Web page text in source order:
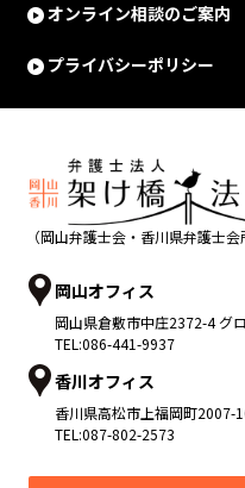
オンライン相談のご案内
プライバシーポリシー
（岡山弁護士会・香川県弁護士会
岡山オフィス
岡山県倉敷市中庄2372-4 グ
TEL:086-441-9937
香川オフィス
香川県高松市 上福岡町2007-
TEL:087-802-2573